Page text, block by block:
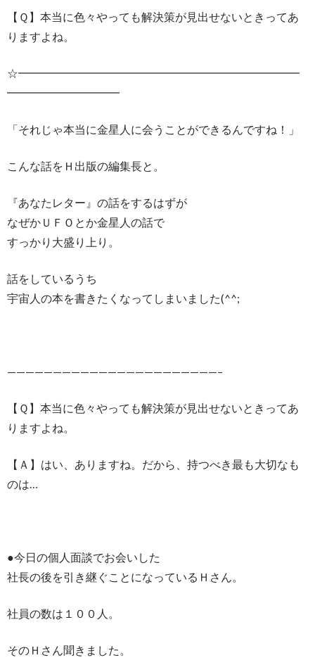
【Ｑ】本当に色々やっても解決策が見出せないときってあ
りますよね。
☆━━━━━━━━━━━━━━━━━━━━━━━━━
━━━━━━━━━━
「それじゃ本当に金星人に会うことができるんですね！」
こんな話をＨ出版の編集長と。
『あなたレター』の話をするはずが
なぜかＵＦＯとか金星人の話で
すっかり大盛り上り。
話をしているうち
宇宙人の本を書きたくなってしまいました(^^;
———————————————————————–
【Ｑ】本当に色々やっても解決策が見出せないときってあ
りますよね。
【Ａ】はい、ありますね。だから、持つべき最も大切なも
のは…
●今日の個人面談でお会いした
社長の後を引き継ぐことになっているＨさん。
社員の数は１００人。
そのＨさん聞きました。